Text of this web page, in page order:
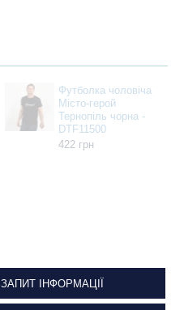
Футболка чоловіча
Місто-герой
Тернопіль чорна -
DTF11500
422 грн
ЗАПИТ ІНФОРМАЦІЇ